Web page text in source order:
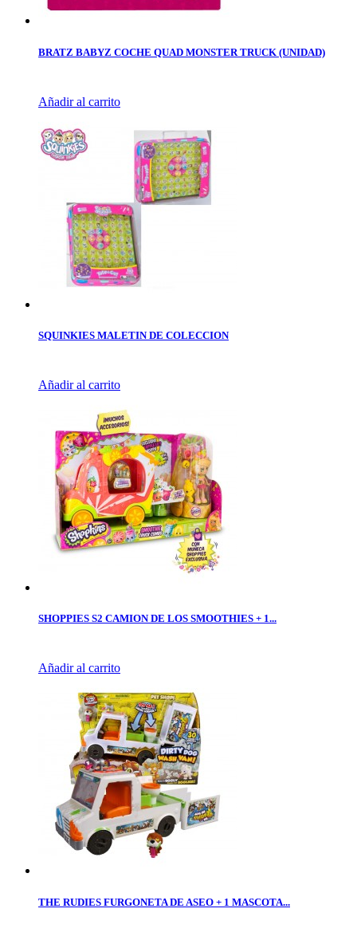
BRATZ BABYZ COCHE QUAD MONSTER TRUCK (UNIDAD)
Añadir al carrito
SQUINKIES MALETIN DE COLECCION
Añadir al carrito
SHOPPIES S2 CAMION DE LOS SMOOTHIES + 1...
Añadir al carrito
THE RUDIES FURGONETA DE ASEO + 1 MASCOTA...